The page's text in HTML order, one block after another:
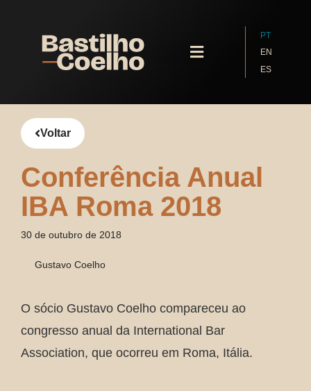
PT
EN
ES
Voltar
Conferência Anual
IBA Roma 2018
30 de outubro de 2018
Gustavo Coelho
O sócio Gustavo Coelho compareceu ao
congresso anual da International Bar
Association, que ocorreu em Roma, Itália.